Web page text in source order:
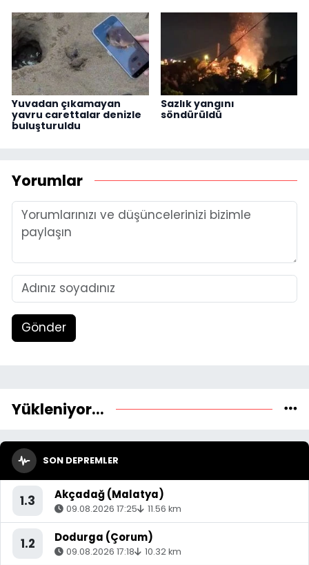
Yuvadan çıkamayan
yavru carettalar denizle
buluşturuldu
Sazlık yangını
söndürüldü
Yorumlar
Gönder
Yükleniyor...
SON DEPREMLER
1.3 Akçadağ (Malatya)
09.08.2026 17:25 11.56 km
1.2 Dodurga (Çorum)
09.08.2026 17:18 10.32 km